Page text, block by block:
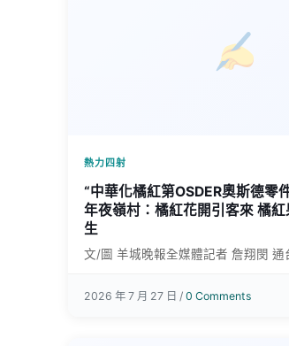
熱力四射
“中華化橘紅第OSDER奧斯德零
年夜嶺村：橘紅花開引客來 橘
生
文/圖 羊城晚報全媒體記者 詹翔閔 通
2026 年 7 月 27 日 /0 Comments